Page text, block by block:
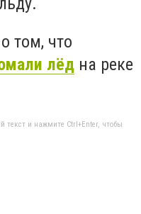
том, что
лёд на реке
текст и нажмите Ctrl+Enter, чтобы